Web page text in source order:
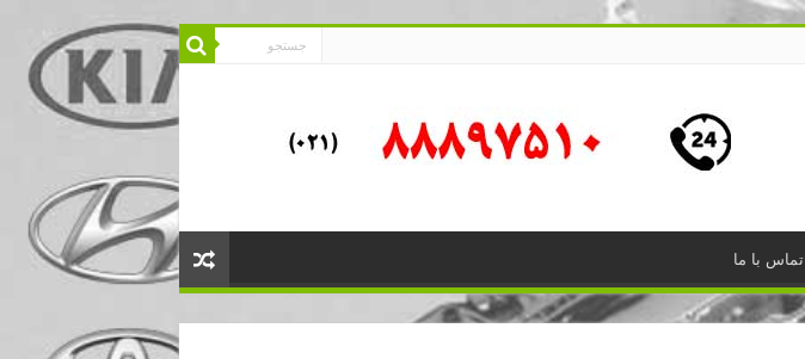
تماس با ما